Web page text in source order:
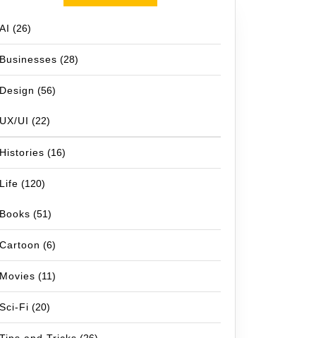
AI (26)
Businesses (28)
Design (56)
UX/UI (22)
Histories (16)
Life (120)
Books (51)
Cartoon (6)
Movies (11)
Sci-Fi (20)